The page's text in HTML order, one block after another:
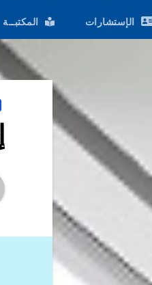
الإستشارات المكتبــة